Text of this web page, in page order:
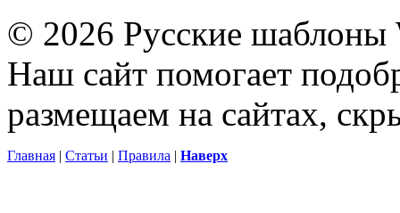
© 2026 Русские шаблоны
Наш сайт помогает
размещаем на сайтах,
Главная | Статьи | Правила | Наверх